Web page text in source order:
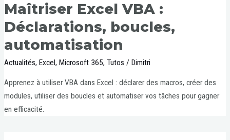
Maîtriser Excel VBA :
Déclarations, boucles,
automatisation
Actualités,Excel,Microsoft 365,Tutos /Dimitri
Apprenez à utiliser VBA dans Excel : déclarer des macros, créer des
modules, utiliser des boucles et automatiser vos tâches pour gagner
en efficacité.